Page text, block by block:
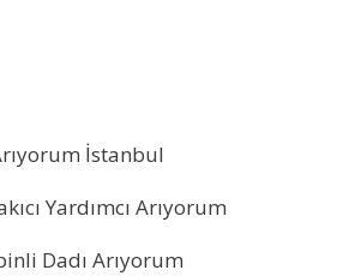
İstanbul
Yardımcı Arıyorum
Dadı Arıyorum